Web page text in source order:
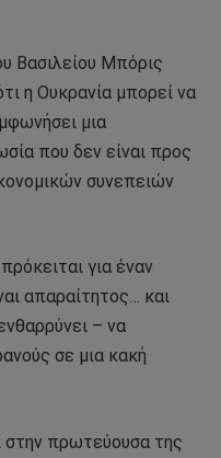
Βασιλείου Μπόρις
η Ουκρανία μπορεί να
μια
που δεν είναι προς
συνεπειών
για έναν
απαραίτητος… και
– να
σε μια κακή
στην πρωτεύουσα της